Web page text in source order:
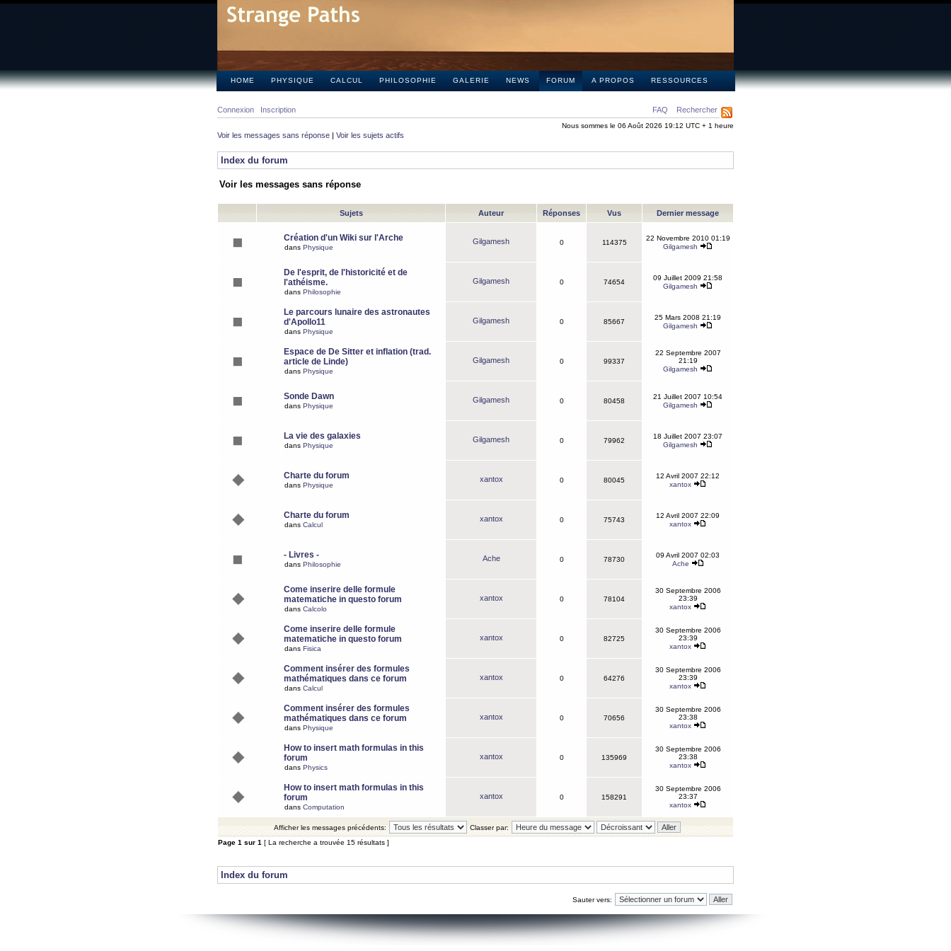
HOME PHYSIQUE CALCUL PHILOSOPHIE GALERIE NEWS FORUM A PROPOS RESSOURCES
FAQ Rechercher
Connexion Inscription
Nous sommes le 06 Août 2026 19:12 UTC + 1 heure
Voir les messages sans réponse | Voir les sujets actifs
Index du forum
Voir les messages sans réponse
Sujets Auteur Réponses Vus Dernier message
Création d'un Wiki sur l'Arche
dans Physique
Gilgamesh 0 114375
22 Novembre 2010 01:19
Gilgamesh
De l'esprit, de l'historicité et de
l'athéisme.
dans Philosophie
Gilgamesh 0 74654
09 Juillet 2009 21:58
Gilgamesh
Le parcours lunaire des astronautes
d'Apollo11
dans Physique
Gilgamesh 0 85667
25 Mars 2008 21:19
Gilgamesh
Espace de De Sitter et inflation (trad.
article de Linde)
dans Physique
Gilgamesh 0 99337
22 Septembre 2007
21:19
Gilgamesh
Sonde Dawn
dans Physique
Gilgamesh 0 80458
21 Juillet 2007 10:54
Gilgamesh
La vie des galaxies
dans Physique
Gilgamesh 0 79962
18 Juillet 2007 23:07
Gilgamesh
Charte du forum
dans Physique
xantox 0 80045
12 Avril 2007 22:12
xantox
Charte du forum
dans Calcul
xantox 0 75743
12 Avril 2007 22:09
xantox
- Livres -
dans Philosophie
Ache 0 78730
09 Avril 2007 02:03
Ache
Come inserire delle formule
matematiche in questo forum
dans Calcolo
xantox 0 78104
30 Septembre 2006
23:39
xantox
Come inserire delle formule
matematiche in questo forum
dans Fisica
xantox 0 82725
30 Septembre 2006
23:39
xantox
Comment insérer des formules
mathématiques dans ce forum
dans Calcul
xantox 0 64276
30 Septembre 2006
23:39
xantox
Comment insérer des formules
mathématiques dans ce forum
dans Physique
xantox 0 70656
30 Septembre 2006
23:38
xantox
How to insert math formulas in this
forum
dans Physics
xantox 0 135969
30 Septembre 2006
23:38
xantox
How to insert math formulas in this
forum
dans Computation
xantox 0 158291
30 Septembre 2006
23:37
xantox
Afficher les messages précédents:
Classer par:
Page 1 sur 1 [ La recherche a trouvée 15 résultats ]
Index du forum
Sauter vers: